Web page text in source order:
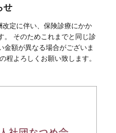
せ
定に伴い、保険診療にかか
。 そのためこれまでと同じ診
金額が異なる場合がございま
程よろしくお願い致します。